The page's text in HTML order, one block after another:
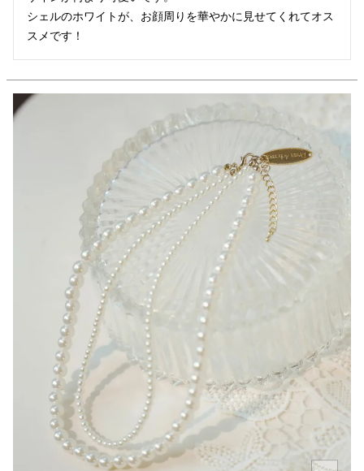
シェルのホワイトが、お顔周りを華やかに見せてくれてオス
スメです！